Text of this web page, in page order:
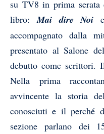
su TV8 in prima
libro: Mai dire Noi
accompagnato dalla
presentato al Salone
debutto come
Nella prima
avvincente la storia
conosciuti e il perché
sezione parlano dei